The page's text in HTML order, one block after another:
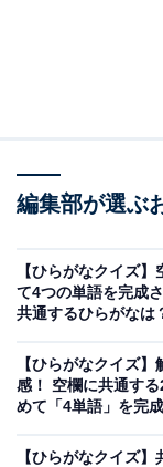
□□がらさ
重県で生産され
て、暮らしにく
編集部が選ぶ
【ひらがなクイズ】
て4つの単語を完成
共通するひらがなは
【ひらがなクイズ】
感！ 空欄に共通す
めて「4単語」を完
【ひらがなクイズ】